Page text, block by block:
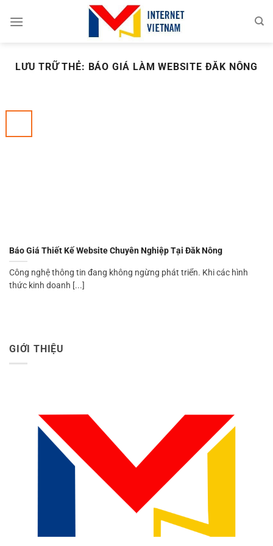
đến
LƯU TRỮ THẺ: BÁO GIÁ LÀM WEBSITE ĐĂK NÔNG
Báo Giá Thiết Kế Website Chuyên Nghiệp Tại Đăk Nông
Công nghệ thông tin đang không ngừng phát triển. Khi các hình
thức kinh doanh [...]
GIỚI THIỆU